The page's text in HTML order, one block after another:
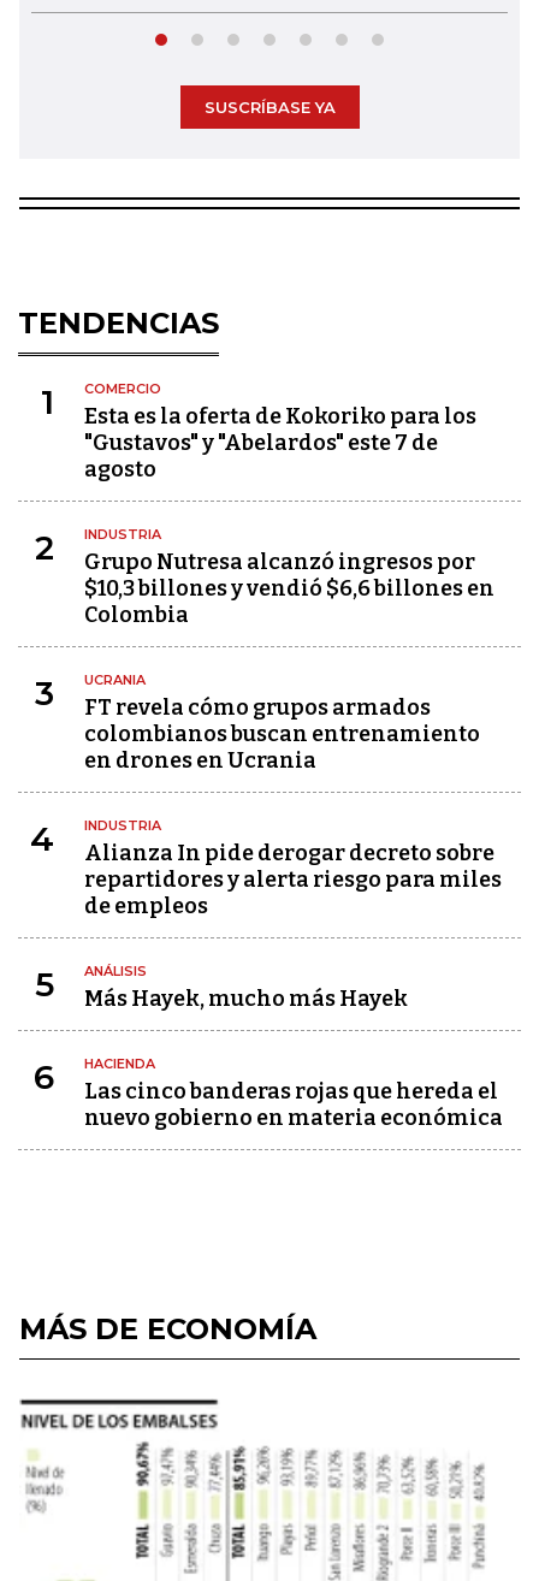
SUSCRÍBASE YA
TENDENCIAS
1 COMERCIO
Esta es la oferta de Kokoriko para los
"Gustavos" y "Abelardos" este 7 de
agosto
2 INDUSTRIA
Grupo Nutresa alcanzó ingresos por
$10,3 billones y vendió $6,6 billones en
Colombia
3 UCRANIA
FT revela cómo grupos armados
colombianos buscan entrenamiento
en drones en Ucrania
4 INDUSTRIA
Alianza In pide derogar decreto sobre
repartidores y alerta riesgo para miles
de empleos
5 ANÁLISIS
Más Hayek, mucho más Hayek
6 HACIENDA
Las cinco banderas rojas que hereda el
nuevo gobierno en materia económica
MÁS DE ECONOMÍA